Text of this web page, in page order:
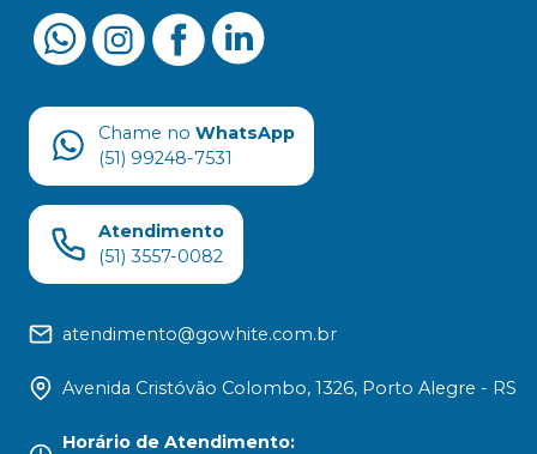
Chame no WhatsApp
(51) 99248-7531
Atendimento
(51) 3557-0082
atendimento@gowhite.com.br
Avenida Cristóvão Colombo, 1326, Porto Alegre - RS
Horário de Atendimento: